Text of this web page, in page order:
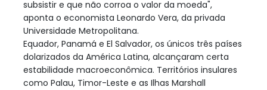
subsistir e que não corroa o valor da moeda",
aponta o economista Leonardo Vera, da privada
Universidade Metropolitana.
Equador, Panamá e El Salvador, os únicos três países
dolarizados da América Latina, alcançaram certa
estabilidade macroeconômica. Territórios insulares
como Palau, Timor-Leste e as Ilhas Marshall